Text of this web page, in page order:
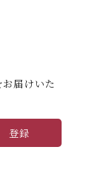
届けいた
登録